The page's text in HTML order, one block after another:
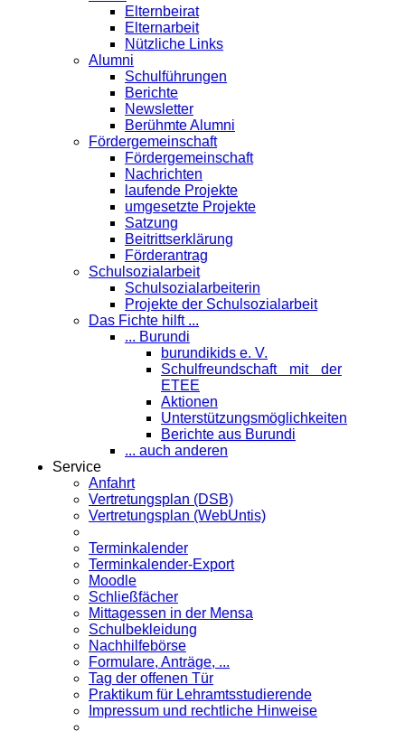
Elternbeirat
Elternarbeit
Nützliche Links
Alumni
Schulführungen
Berichte
Newsletter
Berühmte Alumni
Förder­gemeinschaft
Fördergemeinschaft
Nachrichten
laufende Projekte
umgesetzte Projekte
Satzung
Beitrittserklärung
Förderantrag
Schul­sozialarbeit
Schulsozialarbeiterin
Projekte der Schulsozialarbeit
Das Fichte hilft ...
... Burundi
burundikids e. V.
Schulfreundschaft mit der
ETEE
Aktionen
Unterstützungsmöglichkeiten
Berichte aus Burundi
... auch anderen
Service
Anfahrt
Vertretungsplan (DSB)
Vertretungsplan (WebUntis)
Terminkalender
Terminkalender-Export
Moodle
Schließfächer
Mittagessen in der Mensa
Schulbekleidung
Nachhilfebörse
Formulare, Anträge, ...
Tag der offenen Tür
Praktikum für Lehramts­studierende
Impressum und rechtliche Hinweise